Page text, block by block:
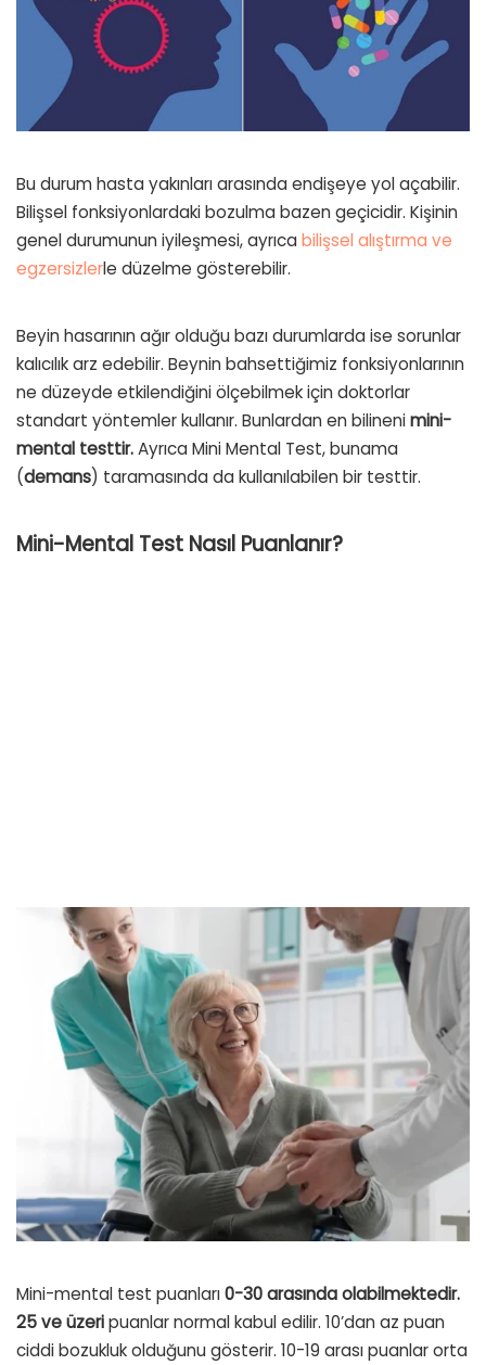
Bu durum hasta yakınları arasında endişeye yol açabilir.
Bilişsel fonksiyonlardaki bozulma bazen geçicidir. Kişinin
genel durumunun iyileşmesi, ayrıca bilişsel alıştırma ve
egzersizlerle düzelme gösterebilir.
Beyin hasarının ağır olduğu bazı durumlarda ise sorunlar
kalıcılık arz edebilir. Beynin bahsettiğimiz fonksiyonlarının
ne düzeyde etkilendiğini ölçebilmek için doktorlar
standart yöntemler kullanır. Bunlardan en bilinenimini-
mental testtir.Ayrıca Mini Mental Test, bunama
(demans) taramasında da kullanılabilen bir testtir.
Mini-Mental Test Nasıl Puanlanır?
Mini-mental test puanları0-30 arasında olabilmektedir.
25 ve üzeripuanlar normal kabul edilir. 10’dan az puan
ciddi bozukluk olduğunu gösterir. 10-19 arası puanlar orta